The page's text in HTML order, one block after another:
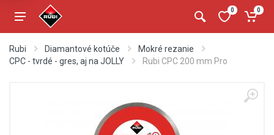
0 0
Rubi Diamantové kotúče
Mokré rezanie
CPC - tvrdé - gres, aj na JOLLY
Rubi CPC 200 mm Pro